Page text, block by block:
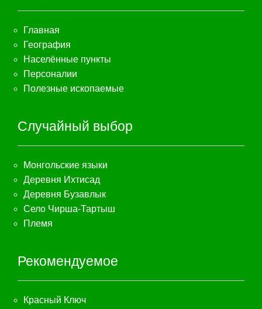
Главная
География
Населённые пункты
Персоналии
Полезные ископаемые
Случайный выбор
Монгольские языки
Деревня Ихтисад
Деревня Бузавлык
Село Чирша-Тартыш
Племя
Рекомендуемое
Красный Ключ